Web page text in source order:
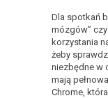
Dla spotkań
mózgów”
korzystania
żeby
niezbędne w
mają
Chrome,